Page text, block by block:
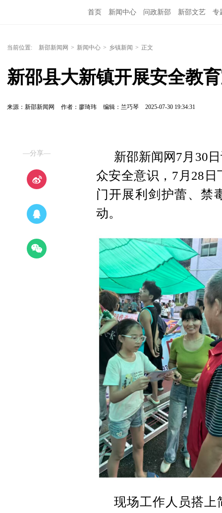
首页 新闻中心 问政新邵 新邵文艺 专
当前位置: 新邵新闻网 > 新闻中心 > 乡镇新闻 > 正文
新邵县大新镇开展安全教
来源：新邵新闻网 作者：廖琦玮 编辑：兰巧琴 2025-07-30 19:34:31
—分享—
新邵新闻网7月30
众安全意识，7月28
门开展利剑护蕾、禁
动。
现场工作人员搭上